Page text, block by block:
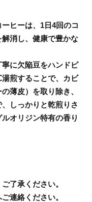
ヒーは、1日4回のコ
消し、健康で豊かな
に欠陥豆をハンドピ
煎することで、カビ
薄皮）を取り除き、
しっかりと乾煎りさ
オリジン特有の香り
了承ください。
連絡ください。